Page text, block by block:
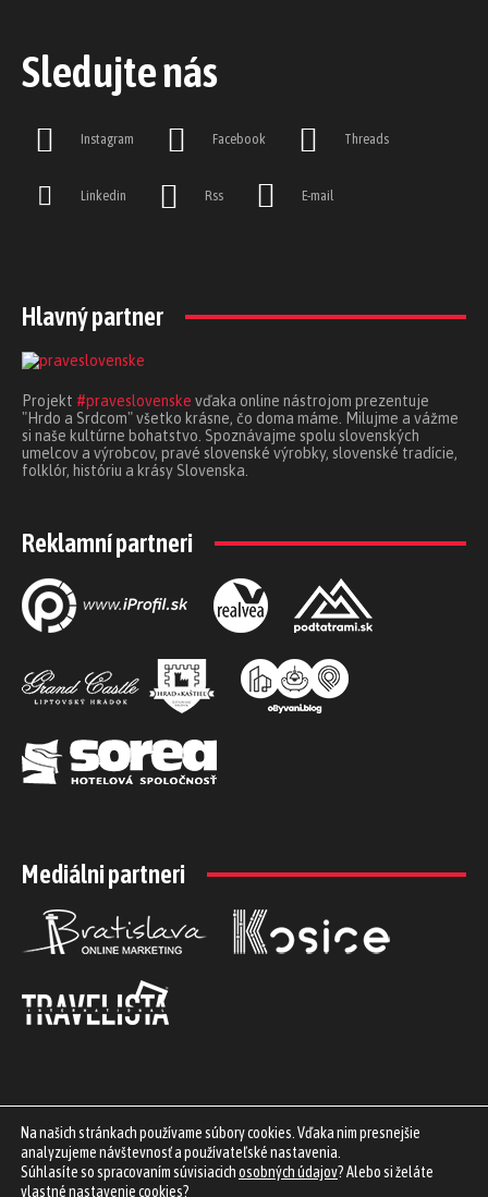
Sledujte nás
Instagram Facebook Threads
Linkedin Rss E-mail
Hlavný partner
Projekt #praveslovenske vďaka online nástrojom prezentuje
"Hrdo a Srdcom" všetko krásne, čo doma máme. Milujme a vážme
si naše kultúrne bohatstvo. Spoznávajme spolu slovenských
umelcov a výrobcov, pravé slovenské výrobky, slovenské tradície,
folklór, históriu a krásy Slovenska.
Reklamní partneri
Mediálni partneri
Na našich stránkach používame súbory cookies. Vďaka nim presnejšie
analyzujeme návštevnosť a používateľské nastavenia.
Súhlasíte so spracovaním súvisiacichosobných údajov? Alebo si želáte
vlastné nastavenie cookies?